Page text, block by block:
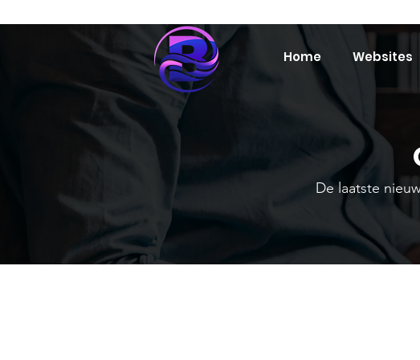
Home Websites
De laatste